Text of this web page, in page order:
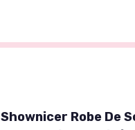
Shownicer Robe De